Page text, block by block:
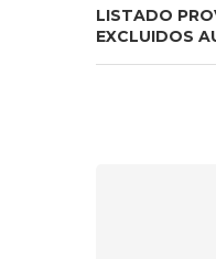
LISTADO
EXCLUIDOS